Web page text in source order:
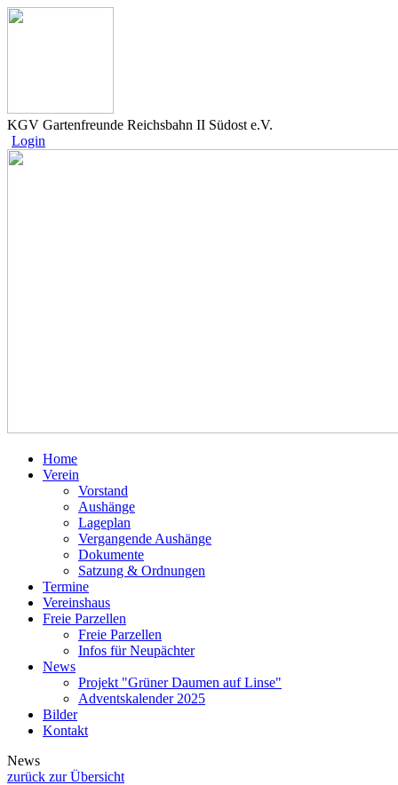
KGV Gartenfreunde Reichsbahn II Südost e.V.
Login
Home
Verein
Vorstand
Aushänge
Lageplan
Vergangende Aushänge
Dokumente
Satzung & Ordnungen
Termine
Vereinshaus
Freie Parzellen
Freie Parzellen
Infos für Neupächter
News
Projekt "Grüner Daumen auf Linse"
Adventskalender 2025
Bilder
Kontakt
News
zurück zur Übersicht